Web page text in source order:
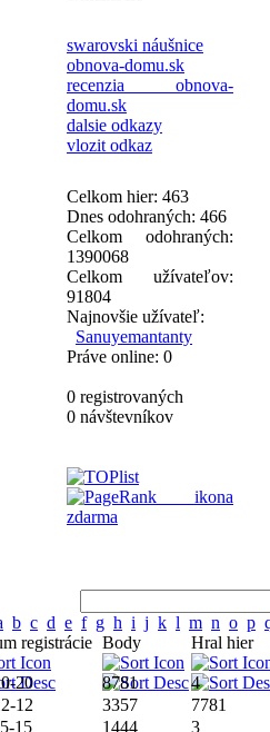
swarovski náušnice
obnova-domu.sk
recenzia obnova-
domu.sk
dalsie odkazy
vlozit odkaz
Celkom hier: 463
Dnes odohraných: 466
Celkom odohraných:
1390068
Celkom užívateľov:
91804
Najnovšie užívateľ:
Sanuyemantanty
Práve online: 0
0 registrovaných
0 návštevníkov
b c d e f g h i j k l m n o p
registrácie Body Hral hier
20 8781
4
12 3357
7781
15 1444 3